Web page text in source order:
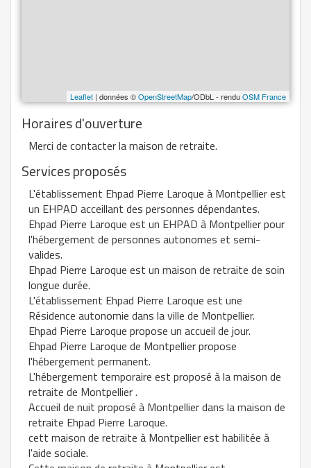
Leaflet | données ©OpenStreetMap/ODbL - renduOSM France
Horaires d'ouverture
Merci de contacter la maison de retraite.
Services proposés
L'établissement Ehpad Pierre Laroque à Montpellier est
un EHPAD acceillant des personnes dépendantes.
Ehpad Pierre Laroque est un EHPAD à Montpellier pour
l'hébergement de personnes autonomes et semi-
valides.
Ehpad Pierre Laroque est un maison de retraite de soin
longue durée.
L'établissement Ehpad Pierre Laroque est une
Résidence autonomie dans la ville de Montpellier.
Ehpad Pierre Laroque propose un accueil de jour.
Ehpad Pierre Laroque de Montpellier propose
l'hébergement permanent.
L'hébergement temporaire est proposé à la maison de
retraite de Montpellier .
Accueil de nuit proposé à Montpellier dans la maison de
retraite Ehpad Pierre Laroque.
cett maison de retraite à Montpellier est habilitée à
l'aide sociale.